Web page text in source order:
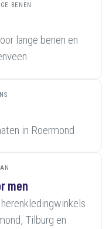
BENEN
lange benen en
in Roermond
men
Tilburg en